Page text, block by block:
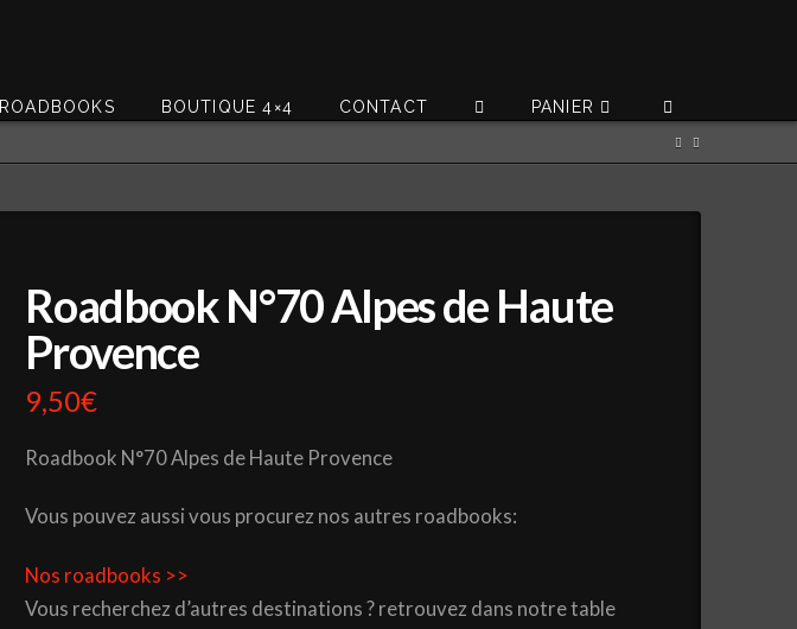
ROADBOOKS BOUTIQUE 4×4 CONTACT PANIER
Roadbook N°70 Alpes de Haute
Provence
9,50€
Roadbook N°70 Alpes de Haute Provence
Vous pouvez aussi vous procurez nos autres roadbooks:
Nos roadbooks >>
Vous recherchez d’autres destinations ? retrouvez dans notre table